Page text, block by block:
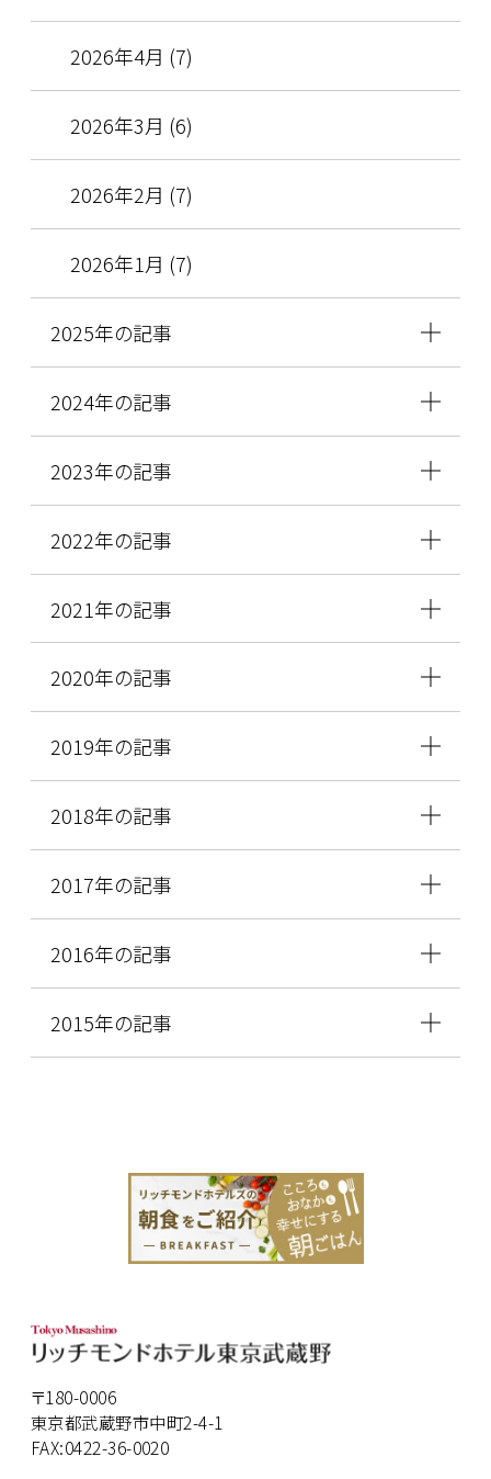
2026年4月 (7)
2026年3月 (6)
2026年2月 (7)
2026年1月 (7)
2025年の記事
2024年の記事
2023年の記事
2022年の記事
2021年の記事
2020年の記事
2019年の記事
2018年の記事
2017年の記事
2016年の記事
2015年の記事
〒180-0006
東京都武蔵野市中町2-4-1
FAX:0422-36-0020